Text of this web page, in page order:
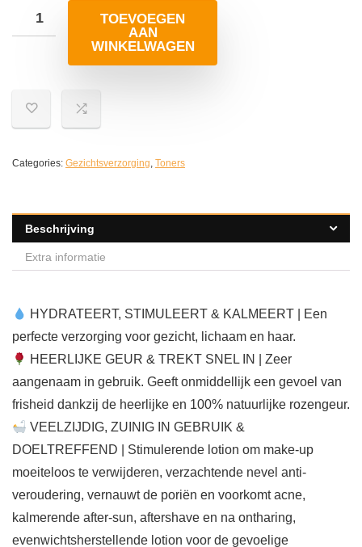
TOEVOEGEN
AAN
WINKELWAGEN
Categories: Gezichtsverzorging, Toners
Beschrijving
Extra informatie
HYDRATEERT, STIMULEERT & KALMEERT | Een
perfecte verzorging voor gezicht, lichaam en haar.
HEERLIJKE GEUR & TREKT SNEL IN | Zeer
aangenaam in gebruik. Geeft onmiddellijk een gevoel van
frisheid dankzij de heerlijke en 100% natuurlijke rozengeur.
VEELZIJDIG, ZUINIG IN GEBRUIK &
DOELTREFFEND | Stimulerende lotion om make-up
moeiteloos te verwijderen, verzachtende nevel anti-
veroudering, vernauwt de poriën en voorkomt acne,
kalmerende after-sun, aftershave en na ontharing,
evenwichtsherstellende lotion voor de gevoelige